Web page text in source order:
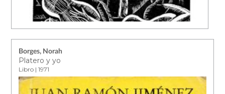
Borges, Norah
Platero y yo
Libro | 1971